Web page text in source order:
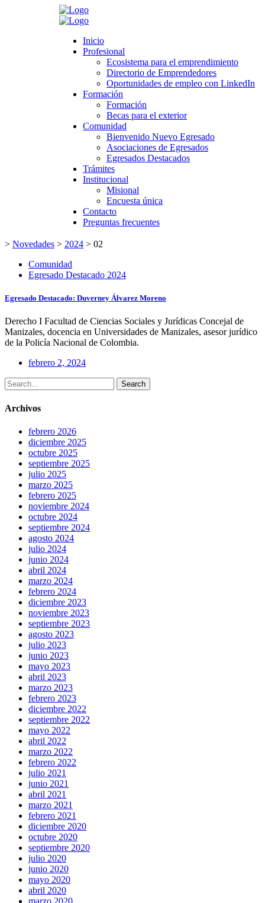
Inicio
Profesional
Ecosistema para el emprendimiento
Directorio de Emprendedores
Oportunidades de empleo con LinkedIn
Formación
Formación
Becas para el exterior
Comunidad
Bienvenido Nuevo Egresado
Asociaciones de Egresados
Egresados Destacados
Trámites
Institucional
Misional
Encuesta única
Contacto
Preguntas frecuentes
Ecosistema para el emprendimiento
Directorio de Emprendedores
Oportunidades de empleo con LinkedIn
Becas para el exterior
Bienvenido Nuevo Egresado
Asociaciones de Egresados
Egresados Destacados
Institucional
Encuesta única
Preguntas frecuentes
> Novedades > 2024 > 02
Comunidad
Egresado Destacado 2024
Egresado Destacado: Duverney Álvarez Moreno
Derecho I Facultad de Ciencias Sociales y Jurídicas Concejal de
Manizales, docencia en Universidades de Manizales, asesor jurídico
de la Policía Nacional de Colombia.
febrero 2, 2024
Search
Archivos
febrero 2026
diciembre 2025
octubre 2025
septiembre 2025
julio 2025
marzo 2025
febrero 2025
noviembre 2024
octubre 2024
septiembre 2024
agosto 2024
julio 2024
junio 2024
abril 2024
marzo 2024
febrero 2024
diciembre 2023
noviembre 2023
septiembre 2023
agosto 2023
julio 2023
junio 2023
mayo 2023
abril 2023
marzo 2023
febrero 2023
diciembre 2022
septiembre 2022
mayo 2022
abril 2022
marzo 2022
febrero 2022
julio 2021
junio 2021
abril 2021
marzo 2021
febrero 2021
diciembre 2020
octubre 2020
septiembre 2020
julio 2020
junio 2020
mayo 2020
abril 2020
marzo 2020